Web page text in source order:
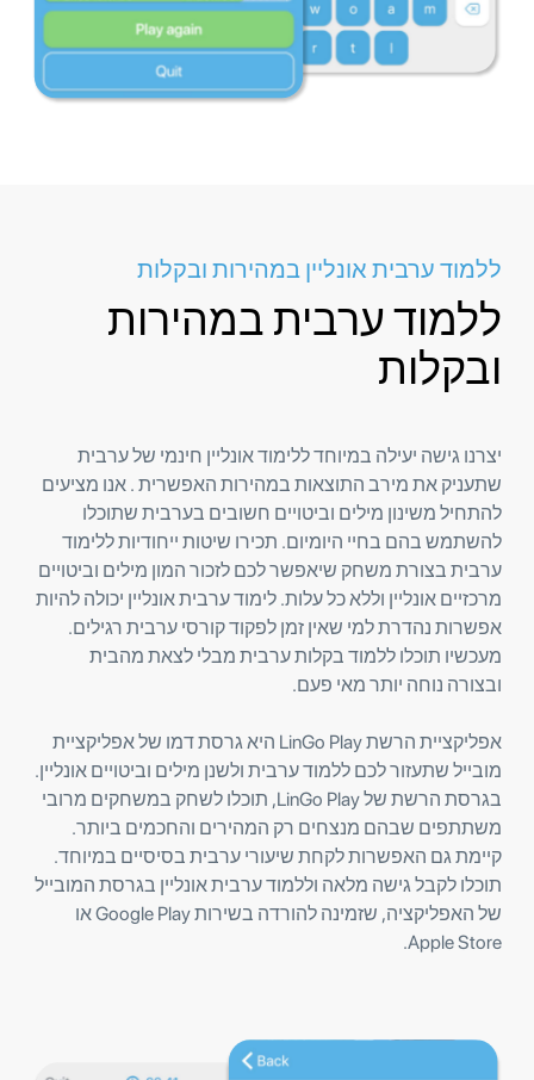
ללמוד ערבית אונליין במהירות ובקלות
ללמוד ערבית במהירות
ובקלות
יצרנו גישה יעילה במיוחד ללימוד אונליין חינמי של ערבית
שתעניק את מירב התוצאות במהירות האפשרית . אנו מציעים
להתחיל משינון מילים וביטויים חשובים בערבית שתוכלו
להשתמש בהם בחיי היומיום. תכירו שיטות ייחודיות ללימוד
ערבית בצורת משחק שיאפשר לכם לזכור המון מילים וביטויים
מרכזיים אונליין וללא כל עלות. לימוד ערבית אונליין יכולה להיות
אפשרות נהדרת למי שאין זמן לפקוד קורסי ערבית רגילים.
מעכשיו תוכלו ללמוד בקלות ערבית מבלי לצאת מהבית
ובצורה נוחה יותר מאי פעם.
אפליקציית הרשת LinGo Play היא גרסת דמו של אפליקציית
מובייל שתעזור לכם ללמוד ערבית ולשנן מילים וביטויים אונליין.
בגרסת הרשת של LinGo Play, תוכלו לשחק במשחקים מרובי
משתתפים שבהם מנצחים רק המהירים והחכמים ביותר.
קיימת גם האפשרות לקחת שיעורי ערבית בסיסיים במיוחד.
תוכלו לקבל גישה מלאה וללמוד ערבית אונליין בגרסת המובייל
של האפליקציה, שזמינה להורדה בשירות Google Play או
Apple Store.